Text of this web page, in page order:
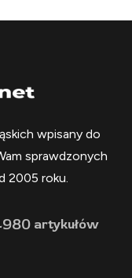
wpisany do
sprawdzonych
2005 roku.
artykułów